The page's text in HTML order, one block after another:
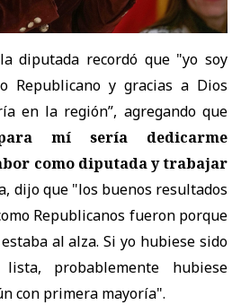
diputada recordó que "yo soy
Republicano y gracias a Dios
en la región”, agregando que
mí sería dedicarme
como diputada y trabajar
, dijo que "los buenos resultados
Republicanos fueron porque
al alza. Si yo hubiese sido
probablemente hubiese
con primera mayoría".